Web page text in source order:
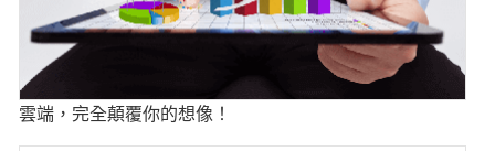
雲端，完全顛覆你的想像！